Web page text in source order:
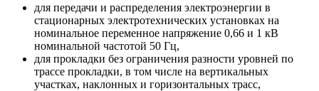
для передачи и распределения электроэнергии в
стационарных электротехнических установках на
номинальное переменное напряжение 0,66 и 1 кВ
номинальной частотой 50 Гц,
для прокладки без ограничения разности уровней по
трассе прокладки, в том числе на вертикальных
участках, наклонных и горизонтальных трасс,